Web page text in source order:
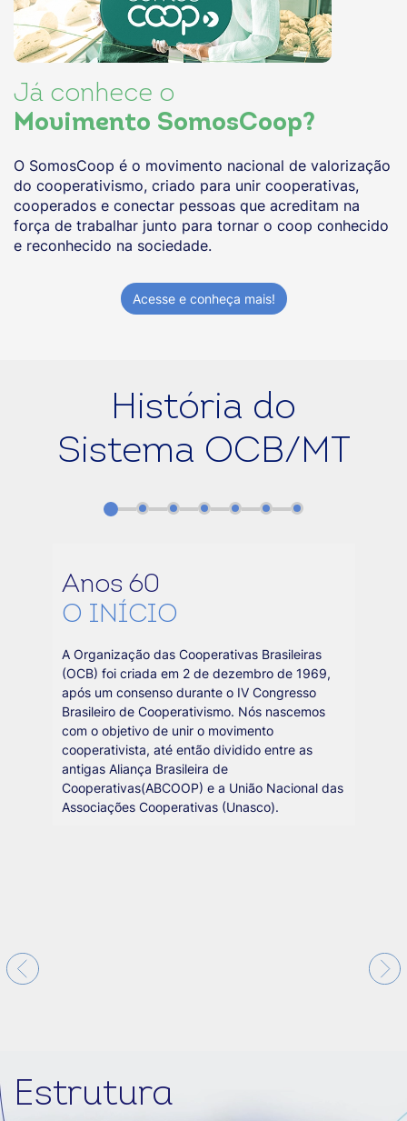
Já conhece o
Movimento SomosCoop?
O SomosCoop é o movimento nacional de valorização
do cooperativismo, criado para unir cooperativas,
cooperados e conectar pessoas que acreditam na
força de trabalhar junto para tornar o coop conhecido
e reconhecido na sociedade.
Acesse e conheça mais!
História do
Sistema OCB/MT
Anos 60
O INÍCIO
A Organização das Cooperativas Brasileiras
(OCB) foi criada em 2 de dezembro de 1969,
após um consenso durante o IV Congresso
Brasileiro de Cooperativismo. Nós nascemos
com o objetivo de unir o movimento
cooperativista, até então dividido entre as
antigas Aliança Brasileira de
Cooperativas(ABCOOP) e a União Nacional das
Associações Cooperativas (Unasco).
Estrutura